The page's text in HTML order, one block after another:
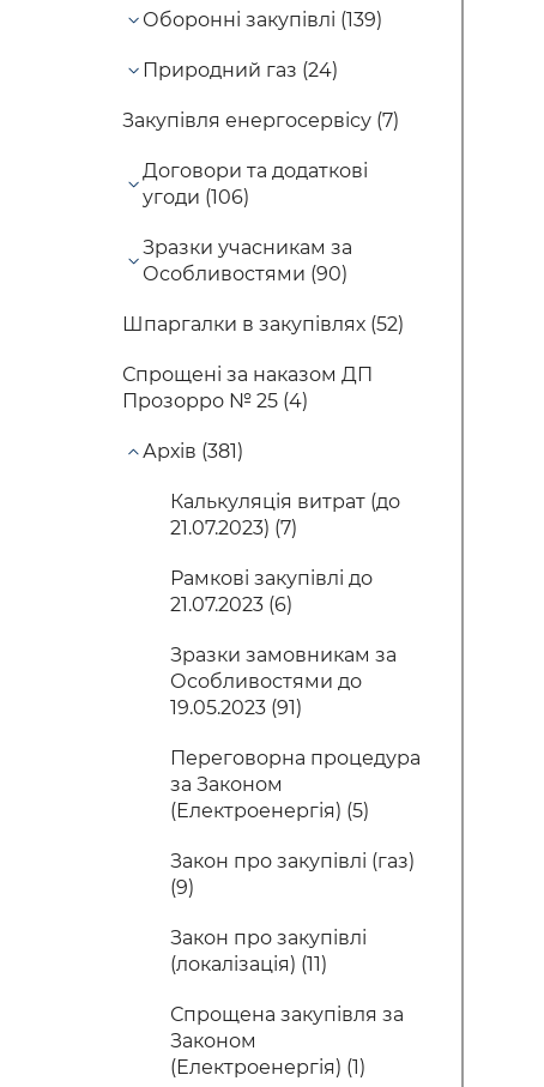
Оборонні закупівлі (139)
Природний газ (24)
Закупівля енергосервісу (7)
Договори та додаткові
угоди (106)
Зразки учасникам за
Особливостями (90)
Шпаргалки в закупівлях (52)
Спрощені за наказом ДП
Прозорро № 25 (4)
Архів (381)
Калькуляція витрат (до
21.07.2023) (7)
Рамкові закупівлі до
21.07.2023 (6)
Зразки замовникам за
Особливостями до
19.05.2023 (91)
Переговорна процедура
за Законом
(Електроенергія) (5)
Закон про закупівлі (газ)
(9)
Закон про закупівлі
(локалізація) (11)
Спрощена закупівля за
Законом
(Електроенергія) (1)